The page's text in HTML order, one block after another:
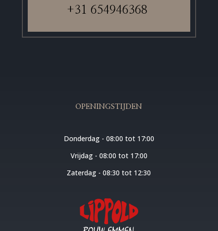
+31 654946368
OPENINGSTIJDEN
Donderdag - 08:00 tot 17:00
Vrijdag - 08:00 tot 17:00
Zaterdag - 08:30 tot 12:30